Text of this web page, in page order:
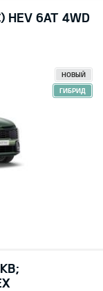
HEV 6AT 4WD
НОВЫЙ
ГИБРИД